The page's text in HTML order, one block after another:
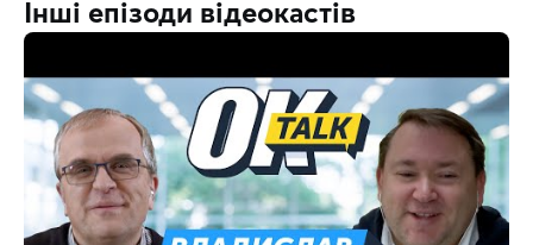
Інші епізоди відеокастів